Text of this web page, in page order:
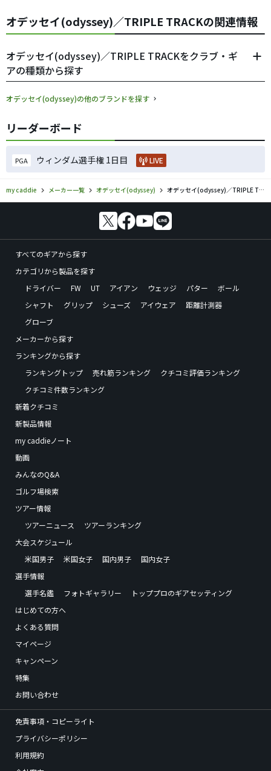
オデッセイ(odyssey)／TRIPLE TRACKの関連情報
オデッセイ(odyssey)／TRIPLE TRACKをクラブ・ギ
アの種類から探す
オデッセイ(odyssey)の他のブランドを探す
リーダーボード
PGA ウィンダム選手権 1日目 LIVE
my caddie メーカー一覧 オデッセイ(odyssey) オデッセイ(odyssey)／TRIPLE TRACKのゴルフギアの口コミ評価
すべてのギアから探す
カテゴリから製品を探す
ドライバー
FW UT アイアン ウェッジ パター
ボール
シャフト
グリップ シューズ アイウェア
距離計測器
グローブ
メーカーから探す
ランキングから探す
ランキングトップ
売れ筋ランキング
クチコミ評価ランキング
クチコミ件数ランキング
新着クチコミ
新製品情報
my caddieノート
動画
みんなのQ&A
ゴルフ場検索
ツアー情報
ツアーニュース
ツアーランキング
大会スケジュール
米国男子
米国女子 国内男子
国内女子
選手情報
選手名鑑
フォトギャラリー
トッププロのギアセッティング
はじめての方へ
よくある質問
マイページ
キャンペーン
特集
お問い合わせ
免責事項・コピーライト
プライバシーポリシー
利用規約